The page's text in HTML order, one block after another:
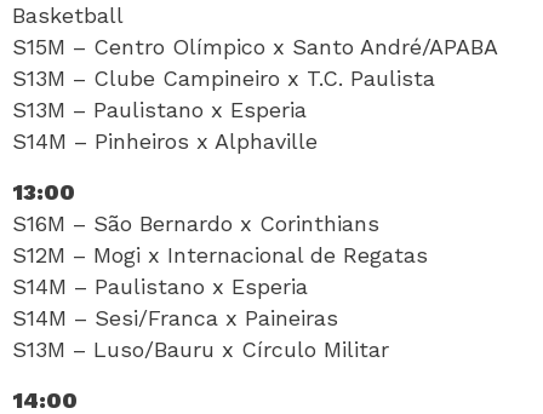
Basketball
S15M – Centro Olímpico x Santo André/APABA
S13M – Clube Campineiro x T.C. Paulista
S13M – Paulistano x Esperia
S14M – Pinheiros x Alphaville
13:00
S16M – São Bernardo x Corinthians
S12M – Mogi x Internacional de Regatas
S14M – Paulistano x Esperia
S14M – Sesi/Franca x Paineiras
S13M – Luso/Bauru x Círculo Militar
14:00